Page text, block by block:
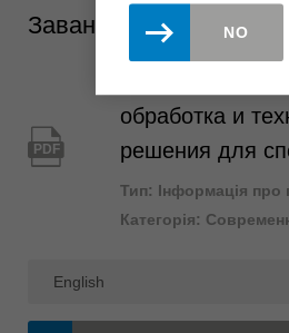
Завантажити
PDF
Современные
обработка и
решения для
Тип: Інформація про
Категорія:
NO